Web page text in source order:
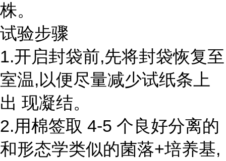
株。
试验步骤
1.开启封袋前,先将封袋恢复至
室温,以便尽量减少试纸条上
出 现凝结。
2.用棉签取 4-5 个良好分离的
和形态学类似的菌落+培养基,